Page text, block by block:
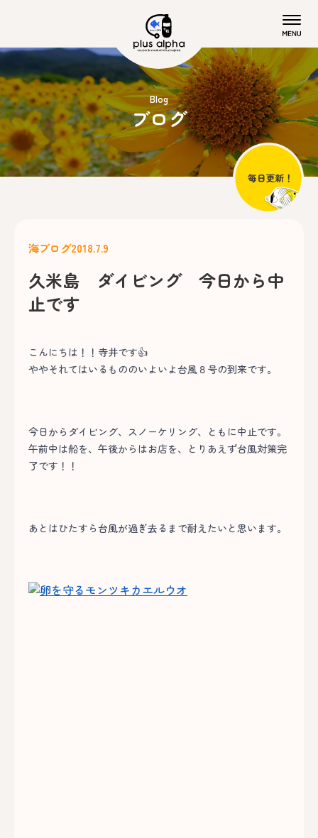
Blog
ブログ
海ブログ2018.7.9
久米島 ダイビング 今日から中
止です
こんにちは！！寺井です👍
ややそれてはいるもののいよいよ台風８号の到来です。
今日からダイビング、スノーケリング、ともに中止です。
午前中は船を、午後からはお店を、とりあえず台風対策完
了です！！
あとはひたすら台風が過ぎ去るまで耐えたいと思います。